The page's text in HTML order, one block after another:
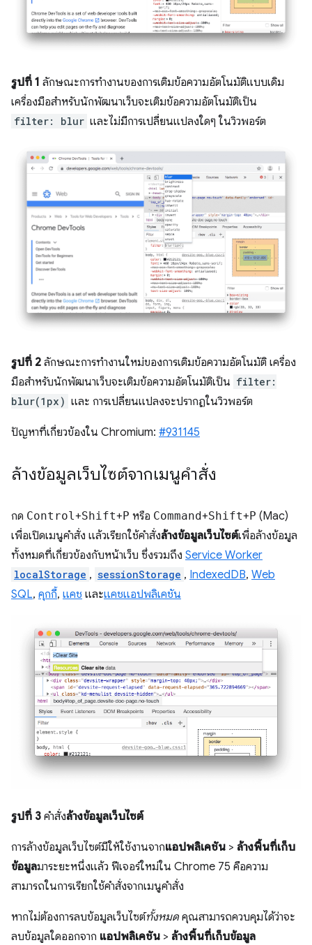
รูปที่ 1 ลักษณะการทำงานของการเติมข้อความอัตโนมัติแบบเดิม
เครื่องมือสำหรับนักพัฒนาเว็บจะเติมข้อความอัตโนมัติเป็น
filter: blur และไม่มีการเปลี่ยนแปลงใดๆ ในวิวพอร์ต
รูปที่ 2 ลักษณะการทำงานใหม่ของการเติมข้อความอัตโนมัติ เครื่อง
มือสำหรับนักพัฒนาเว็บจะเติมข้อความอัตโนมัติเป็น filter:
blur(1px) และ การเปลี่ยนแปลงจะปรากฏในวิวพอร์ต
ปัญหาที่เกี่ยวข้องใน Chromium: #931145
ล้างข้อมูลเว็บไซต์จากเมนูคำสั่ง
กด Control +Shift+P หรือ Command+Shift+P (Mac)
เพื่อเปิดเมนูคำสั่ง แล้วเรียกใช้คำสั่งล้างข้อมูลเว็บไซต์เพื่อล้างข้อมูล
ทั้งหมดที่เกี่ยวข้องกับหน้าเว็บ ซึ่งรวมถึง Service Worker
localStorage , sessionStorage , IndexedDB, Web
SQL, คุกกี้, แคช และแคชแอปพลิเคชัน
รูปที่ 3 คำสั่งล้างข้อมูลเว็บไซต์
การล้างข้อมูลเว็บไซต์มีให้ใช้งานจากแอปพลิเคชัน > ล้างพื้นที่เก็บ
ข้อมูลมาระยะหนึ่งแล้ว ฟีเจอร์ใหม่ใน Chrome 75 คือความ
สามารถในการเรียกใช้คำสั่งจากเมนูคำสั่ง
หากไม่ต้องการลบข้อมูลเว็บไซต์ทั้งหมด คุณสามารถควบคุมได้ว่าจะ
ลบข้อมูลใดออกจาก แอปพลิเคชัน > ล้างพื้นที่เก็บข้อมูล